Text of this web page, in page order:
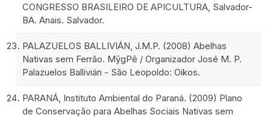
CONGRESSO BRASILEIRO DE APICULTURA, Salvador-
BA. Anais. Salvador.
PALAZUELOS BALLIVIÁN, J.M.P. (2008) Abelhas
Nativas sem Ferrão. MỹgPẽ / Organizador José M. P.
Palazuelos Ballivián - São Leopoldo: Oikos.
PARANÁ, Instituto Ambiental do Paraná. (2009) Plano
de Conservação para Abelhas Sociais Nativas sem